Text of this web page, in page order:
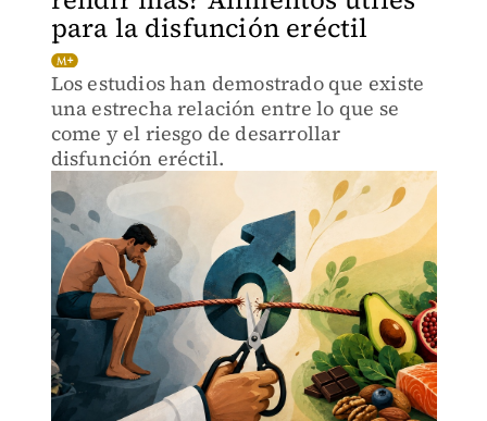
para la disfunción eréctil
Los estudios han demostrado que existe
una estrecha relación entre lo que se
come y el riesgo de desarrollar
disfunción eréctil.